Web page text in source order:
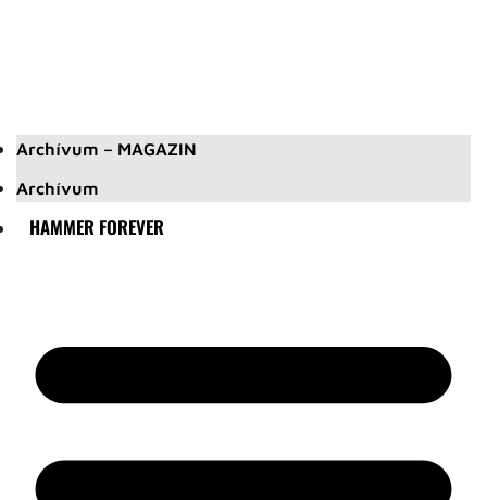
Archívum – MAGAZIN
Archívum
HAMMER FOREVER